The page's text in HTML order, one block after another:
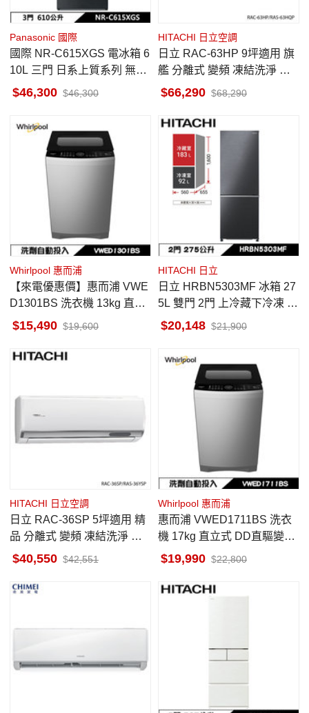
Panasonic 國際
國際 NR-C615XGS 電冰箱 6
10L 三門 日系上質系列 無邊
框岩板玻璃 墨岩黑
46,300 46,300
HITACHI 日立空調
日立 RAC-63HP 9坪適用 旗
艦 分離式 變頻 凍結洗淨 冷
暖冷氣RAS-63HQP
66,290 68,290
Whirlpool 惠而浦
【來電優惠價】惠而浦 VWE
D1301BS 洗衣機 13kg 直立
式 DD直驅變頻 洗劑自動投
15,490 19,600
HITACHI 日立
日立 HRBN5303MF 冰箱 27
5L 雙門 2門 上冷藏下冷凍 星
燦灰
20,148 21,900
HITACHI 日立空調
日立 RAC-36SP 5坪適用 精
品 分離式 變頻 凍結洗淨 冷
專 冷氣 RAS-36YSP
40,550 42,551
Whirlpool 惠而浦
惠而浦 VWED1711BS 洗衣
機 17kg 直立式 DD直驅變頻
洗劑自動投入
19,990 22,800